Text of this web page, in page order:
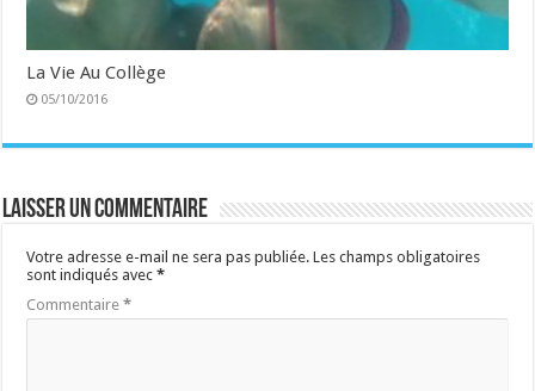
La Vie Au Collège
05/10/2016
Laisser un commentaire
Votre adresse e-mail ne sera pas publiée. Les champs obligatoires
sont indiqués avec*
Commentaire*